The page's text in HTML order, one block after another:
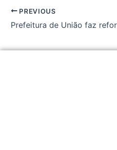
PREVIOUS